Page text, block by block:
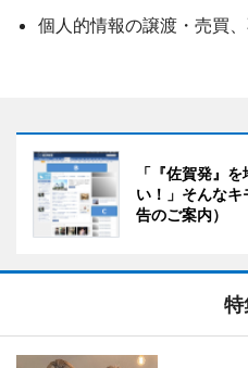
個人的情報の譲渡・売買
「『佐賀発』
い！」そんな
告のご案内）
特